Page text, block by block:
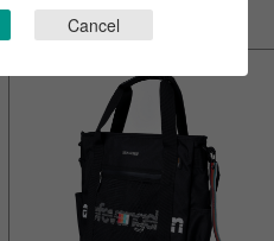
￥16,500
Cancel